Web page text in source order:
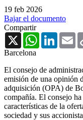
19 feb 2026
Bajar el documento
Compartir
X
WhatsApp
Barcelona
El consejo de
emisión de una opinión
adquisición (OPA) de
compañía. El consejo
características de la
sociedad y sus